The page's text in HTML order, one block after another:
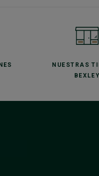
NUESTRAS
BEXLEY